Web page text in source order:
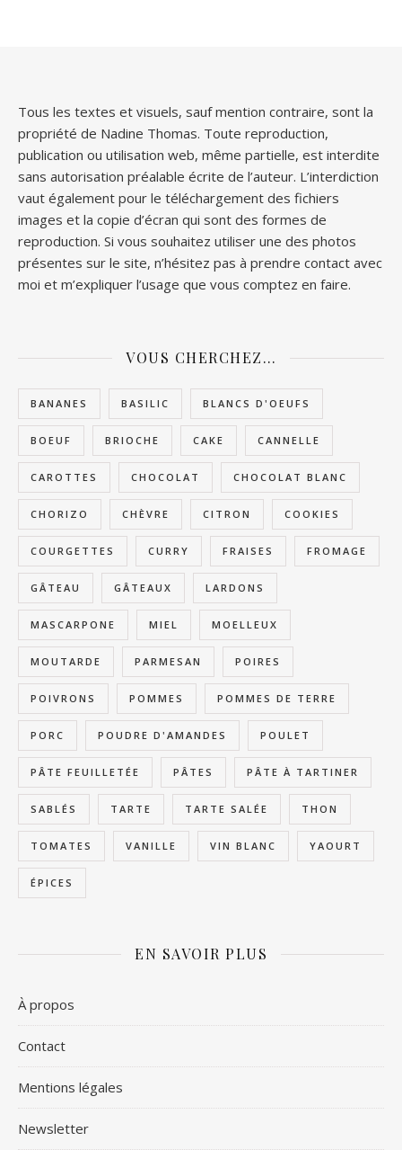
Tous les textes et visuels, sauf mention contraire, sont la
propriété de Nadine Thomas. Toute reproduction,
publication ou utilisation web, même partielle, est interdite
sans autorisation préalable écrite de l’auteur. L’interdiction
vaut également pour le téléchargement des fichiers
images et la copie d’écran qui sont des formes de
reproduction. Si vous souhaitez utiliser une des photos
présentes sur le site, n’hésitez pas à prendre contact avec
moi et m’expliquer l’usage que vous comptez en faire.
VOUS CHERCHEZ…
BANANES BASILIC BLANCS D'OEUFS
BOEUF BRIOCHE CAKE CANNELLE
CAROTTES CHOCOLAT CHOCOLAT BLANC
CHORIZO CHÈVRE CITRON COOKIES
COURGETTES CURRY FRAISES FROMAGE
GÂTEAU GÂTEAUX LARDONS
MASCARPONE MIEL MOELLEUX
MOUTARDE PARMESAN POIRES
POIVRONS POMMES POMMES DE TERRE
PORC POUDRE D'AMANDES POULET
PÂTE FEUILLETÉE PÂTES PÂTE À TARTINER
SABLÉS TARTE TARTE SALÉE THON
TOMATES VANILLE VIN BLANC YAOURT
ÉPICES
EN SAVOIR PLUS
À propos
Contact
Mentions légales
Newsletter